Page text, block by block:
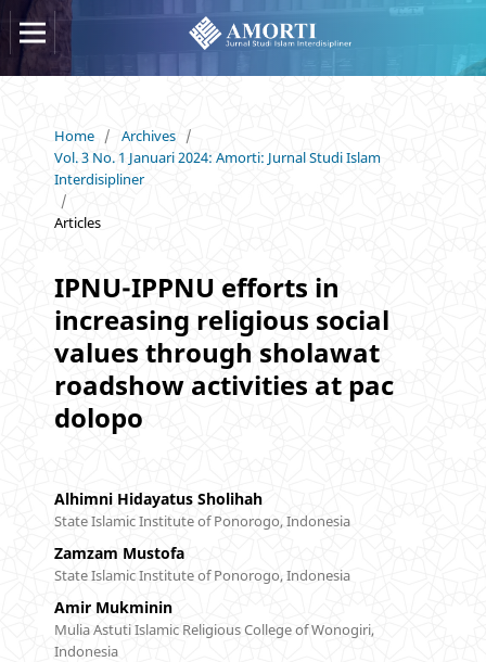
Home / Archives /
Vol. 3 No. 1 Januari 2024: Amorti: Jurnal Studi Islam
Interdisipliner
/
Articles
IPNU-IPPNU efforts in
increasing religious social
values through sholawat
roadshow activities at pac
dolopo
Alhimni Hidayatus Sholihah
State Islamic Institute of Ponorogo, Indonesia
Zamzam Mustofa
State Islamic Institute of Ponorogo, Indonesia
Amir Mukminin
Mulia Astuti Islamic Religious College of Wonogiri,
Indonesia